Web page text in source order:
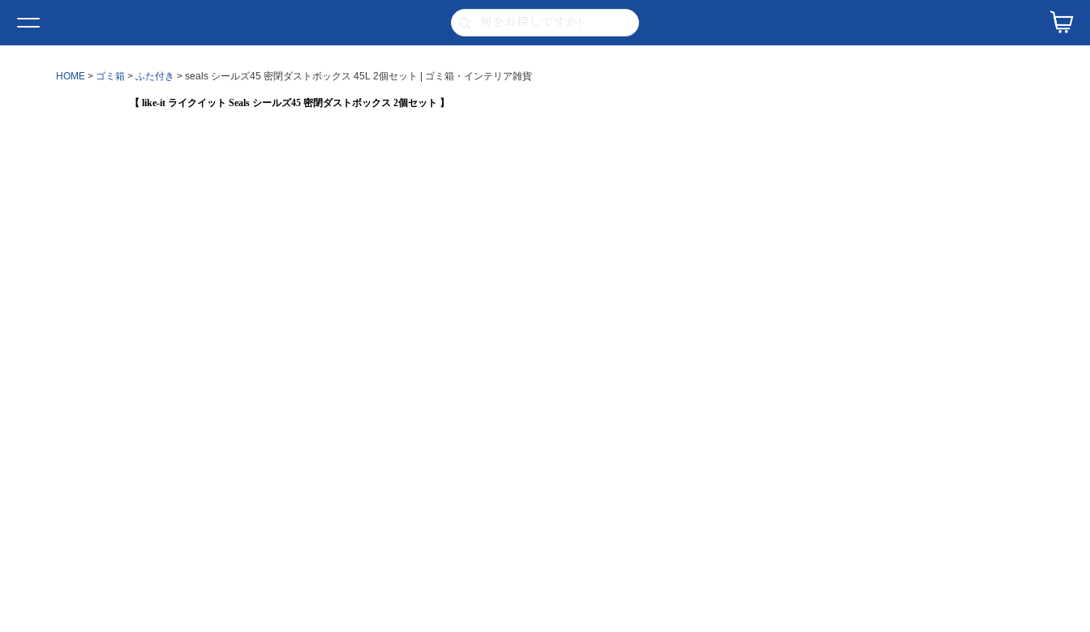
HOME ゴミ箱 ふた付き seals シールズ45 密閉ダストボックス 45L 2個セット | ゴミ箱・インテリア雑貨
【 like-it ライクイット Seals シールズ45 密閉ダストボックス 2個セット 】